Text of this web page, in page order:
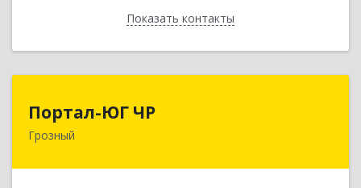
Показать контакты
Назад
Портал-ЮГ ЧР
Грозный
364906, Чеченская Респ, Грозный г, Путина пр-